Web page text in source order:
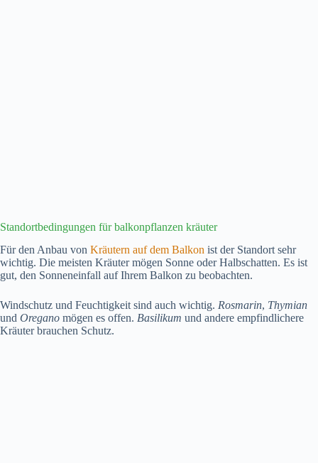
Standortbedingungen für balkonpflanzen kräuter
Für den Anbau von Kräutern auf dem Balkon ist der Standort sehr
wichtig. Die meisten Kräuter mögen Sonne oder Halbschatten. Es ist
gut, den Sonneneinfall auf Ihrem Balkon zu beobachten.
Windschutz und Feuchtigkeit sind auch wichtig. Rosmarin, Thymian
und Oregano mögen es offen. Basilikum und andere empfindlichere
Kräuter brauchen Schutz.